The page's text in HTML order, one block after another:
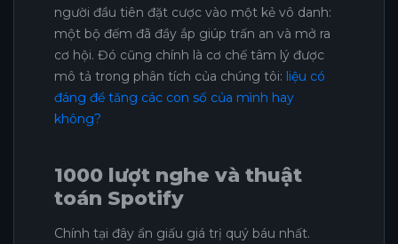
người đầu tiên đặt cược vào một kẻ vô danh:
một bộ đếm đã đầy ắp giúp trấn an và mở ra
cơ hội. Đó cũng chính là cơ chế tâm lý được
mô tả trong phân tích của chúng tôi: liệu có
đáng để tăng các con số của mình hay
không?
1000 lượt nghe và thuật
toán Spotify
Chính tại đây ẩn giấu giá trị quý báu nhất.